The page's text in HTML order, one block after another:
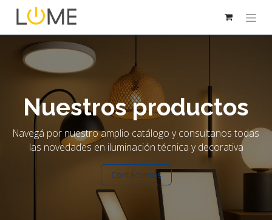
Nuestros productos
Navegá por nuestro amplio catálogo y consultanos todas
las novedades en iluminación técnica y decorativa
Contáctenos